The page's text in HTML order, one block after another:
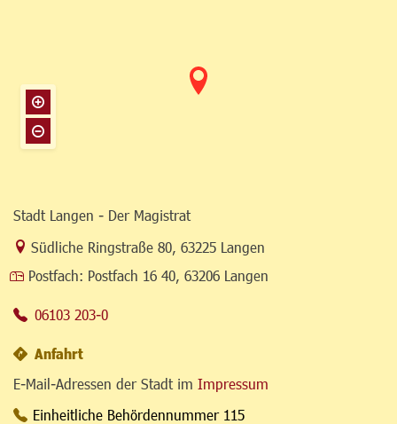
Stadt Langen - Der Magistrat
Link zur Google-Maps Navigation
Südliche Ringstraße 80, 63225 Langen
Postfach: Postfach 16 40, 63206 Langen
06103 203-0
Anfahrt
E-Mail-Adressen der Stadt im Impressum
Einheitliche Behördennummer 115